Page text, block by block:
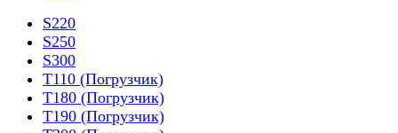
S220
S250
S300
T110 (Погрузчик)
T180 (Погрузчик)
T190 (Погрузчик)